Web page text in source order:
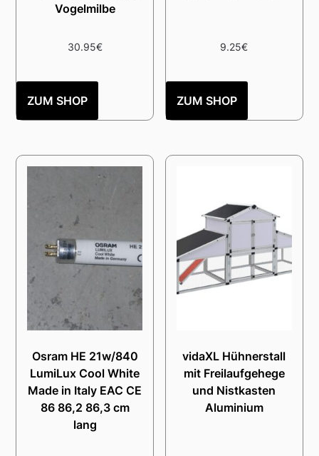
Vogelmilbe
30.95€
ZUM SHOP
9.25€
ZUM SHOP
Osram HE 21w/840
LumiLux Cool White
Made in Italy EAC CE
86 86,2 86,3 cm
lang
vidaXL Hühnerstall
mit Freilaufgehege
und Nistkasten
Aluminium